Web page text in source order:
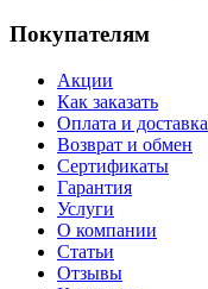
Покупателям
Акции
Как заказать
Оплата и доставка
Возврат и обмен
Сертификаты
Гарантия
Услуги
О компании
Статьи
Отзывы